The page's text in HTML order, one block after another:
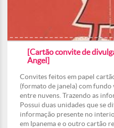
[Cartão convite de
Angel]
Convites feitos em papel
(formato de janela) com fundo
entre nuvens. Trazendo as
Possui duas unidades que se
informação presente no
em Ipanema e o outro cartão